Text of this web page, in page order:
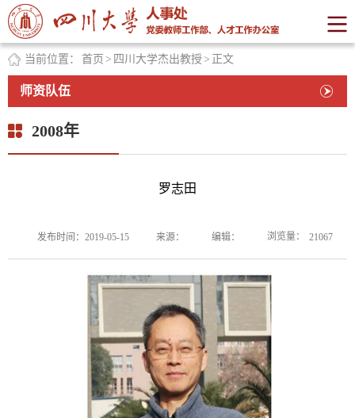
当前位置： 首页 > 四川大学杰出教授> 正文
师资队伍
2008年
罗志田
发布时间：2019-05-15 来源： 编辑： 浏览量： 21067